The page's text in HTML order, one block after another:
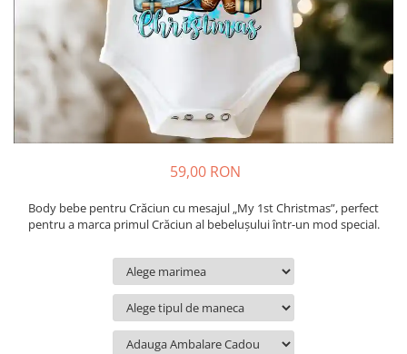
Body bebelusi personalizate
Perne personalizate
Plusuri personalizate
Agende personalizate
Etichete pentru sticla de vin
Cadouri Personalizate Unice
Cadouri pentru Doctori
Cadouri Pensionare
Cadouri Profesori
59,00 RON
Body bebe pentru Crăciun cu mesajul „My 1st Christmas”, perfect
pentru a marca primul Crăciun al bebelușului într-un mod special.